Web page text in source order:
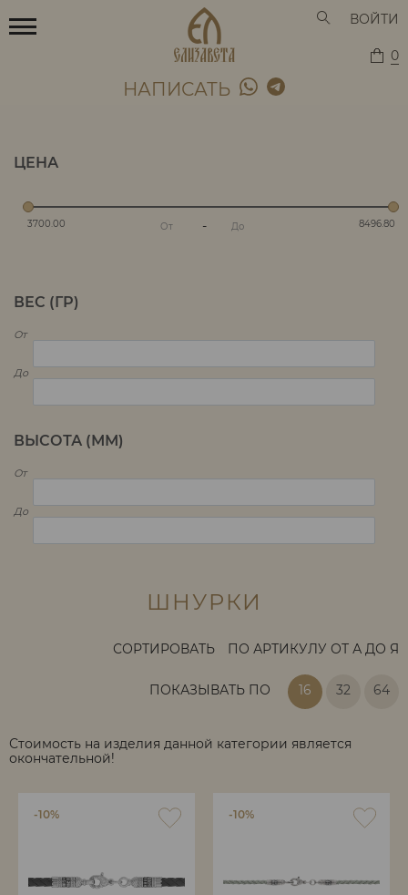
ВОЙТИ
0
НАПИСАТЬ
ЦЕНА
-
3700.00 8496.80
ВЕС (ГР)
От
До
ВЫСОТА (ММ)
От
До
ШНУРКИ
СОРТИРОВАТЬ ПО АРТИКУЛУ ОТ А ДО Я
ПОКАЗЫВАТЬ ПО 16 32 64
Стоимость на изделия данной категории является
окончательной!
-10% -10%